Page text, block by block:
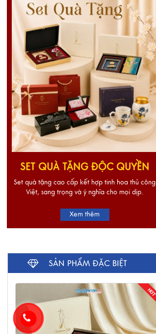
SET QUÀ TẶNG ĐỘC QUYỀN
Set quà tặng cao cấp kết hợp tinh hoa thủ công
Việt, sang trọng và ý nghĩa cho mọi dịp.
Xem thêm
SẢN PHẨM ĐẶC BIỆT